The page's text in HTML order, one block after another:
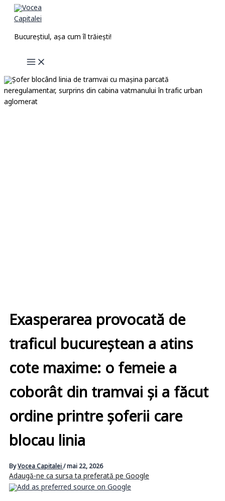
Skip
Bucureștiul, așa cum îl trăiești!
Exasperarea provocată de
traficul bucureștean a atins
cote maxime: o femeie a
coborât din tramvai și a făcut
ordine printre șoferii care
blocau linia
ByVocea Capitalei/mai 22, 2026
Adaugă-ne ca sursa ta preferată pe Google